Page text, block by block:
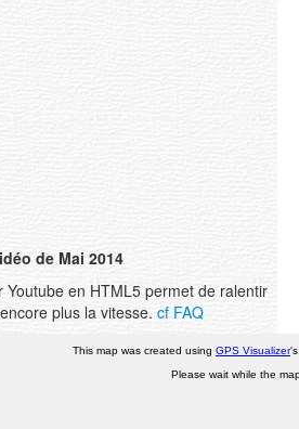
de Mai 2014
Youtube en HTML5 permet de ralentir
plus la vitesse. cf FAQ